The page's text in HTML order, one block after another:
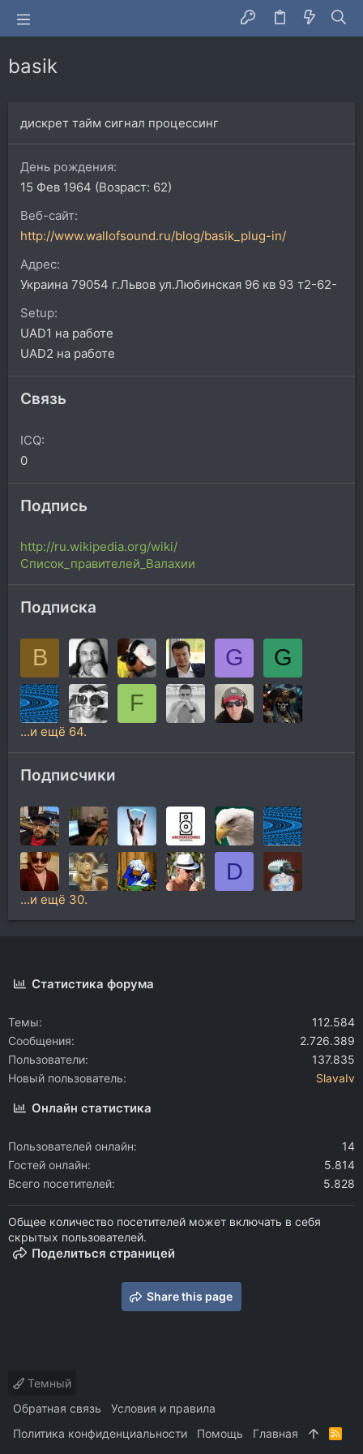
basik
дискрет тайм сигнал процессинг
День рождения
15 Фев 1964 (Возраст: 62)
Веб-сайт
http://www.wallofsound.ru/blog/basik_plug-in/
Адрес
Украина 79054 г.Львов ул.Любинская 96 кв 93 т2-62-
Setup
UAD1 на работе
UAD2 на работе
Связь
ICQ
0
Подпись
http://ru.wikipedia.org/wiki/
Список_правителей_Валахии
Подписка
B G
G
F
...и ещё 64.
Подписчики
D
...и ещё 30.
Статистика форума
Темы
112.584
Сообщения
2.726.389
Пользователи
137.835
Новый пользователь
SlavaIv
Онлайн статистика
Пользователей онлайн
14
Гостей онлайн
5.814
Всего посетителей
5.828
Общее количество посетителей может включать в себя
скрытых пользователей.
Поделиться страницей
Share this page
Темный
Обратная связь
Условия и правила
Политика конфиденциальности
Помощь Главная
R